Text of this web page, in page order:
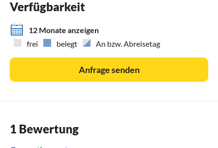
auch bei der Ferienwohnung 4 Ponys, Ziegen, Hühner,
Gänse, Enten, so wie es früher immer war, und verschiedene
Kleinvögel und machen auf unseren Feldern Heuballen.
Auf dem Hof ist ein Spielplatz mit Schaukel, Rutsche und
Wippe. Außerdem halten wir Hausgeflügel wie Hühner,
Katzen, sowie Ponys für kleine Pferdefreunde.
Verfügbarkeit
12 Monate anzeigen
frei
belegt An bzw. Abreisetag
Anfrage senden
1 Bewertung